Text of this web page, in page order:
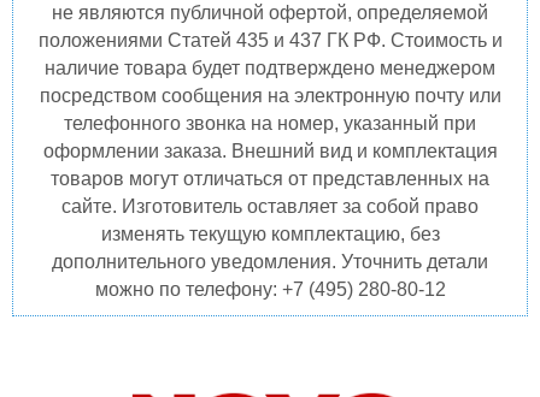
не являются публичной офертой, определяемой
положениями Статей 435 и 437 ГК РФ. Стоимость и
наличие товара будет подтверждено менеджером
посредством сообщения на электронную почту или
телефонного звонка на номер, указанный при
оформлении заказа. Внешний вид и комплектация
товаров могут отличаться от представленных на
сайте. Изготовитель оставляет за собой право
изменять текущую комплектацию, без
дополнительного уведомления. Уточнить детали
можно по телефону: +7 (495) 280-80-12